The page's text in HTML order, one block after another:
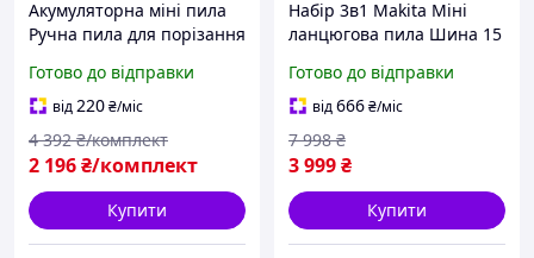
Акумуляторна міні пила
Ручна пила для порізання
ланцюгова пила для
роботи в саду без без АКБ
та зар. прист.
Готово до відправки
від220₴/міс
2 196₴/комплект
4 392 ₴/комплект
Купити
Набір 3в1 Makita Міні
ланцюгова пила Шина 15
секатор 48 V Висоторіз
акумуляторний 2.6 м
Пили для обрізання гілок
Готово до відправки
від666₴/міс
3 999₴
7 998 ₴
Купити